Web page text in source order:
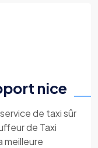
nice
de taxi sûr
de Taxi
meilleure